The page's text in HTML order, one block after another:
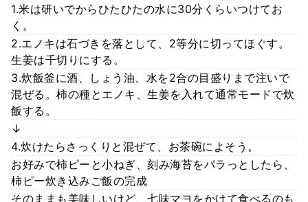
1.米は研いでからひたひたの水に30分くらいつけてお
く。
2.エノキは石づきを落として、2等分に切ってほぐす。
生姜は千切りにする。
​3.炊飯釜に酒、しょう油、水を2合の目盛りまで注いで
混ぜる。柿の種とエノキ、生姜を入れて通常モードで炊
飯する。
↓
4.炊けたらさっくりと混ぜて、お茶碗によそう。
お好みで柿ピーと小ねぎ、刻み海苔をパラっとしたら、
柿ピー炊き込みご飯の完成
そのままも美味しいけど、七味マヨをかけて食べるのも